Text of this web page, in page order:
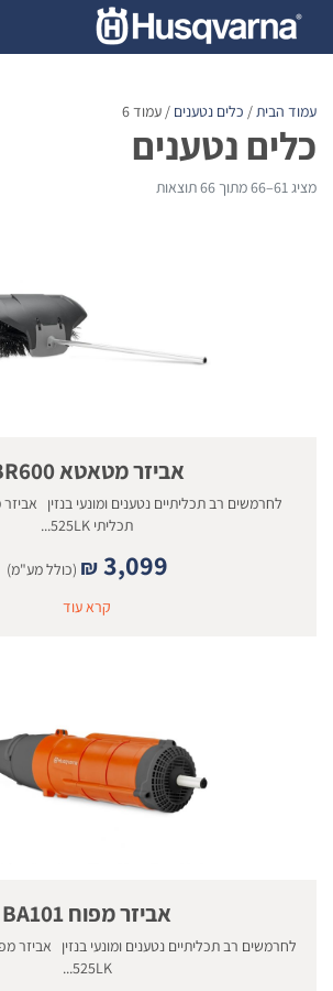
content
עמוד הבית/ כלים נטענים / עמוד 6
כלים נטענים
מציג 61–66 מתוך 66 תוצאות
אביזר מטאטא BR600
לחרמשים רב תכליתיים נטענים ומונעי בנזין
תכליתי 525LK...
₪ 3,099
(כולל מע"מ)
קרא עוד
אביזר מפוח BA101
לחרמשים רב תכליתיים נטענים ומונעי בנזין אביזר
525LK...